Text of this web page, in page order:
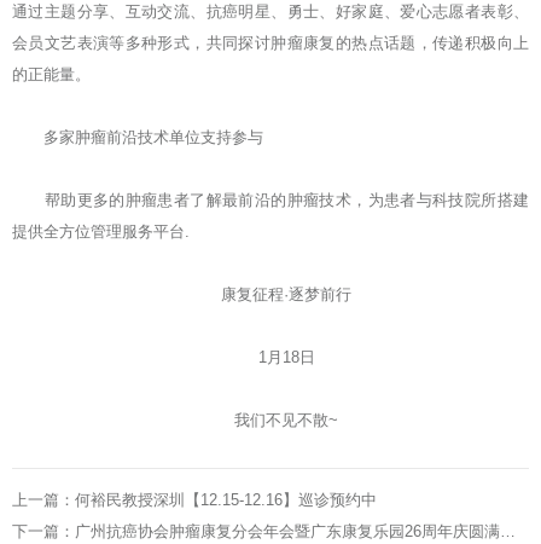
通过主题分享、互动交流、抗癌明星、勇士、好家庭、爱心志愿者表彰、
会员文艺表演等多种形式，共同探讨肿瘤康复的热点话题，传递积极向上
的正能量。
多家肿瘤前沿技术单位支持参与
帮助更多的肿瘤患者了解最前沿的肿瘤技术，为患者与科技院所搭建
提供全方位管理服务平台.
康复征程·逐梦前行
1月18日
我们不见不散~
上一篇：何裕民教授深圳【12.15-12.16】巡诊预约中
下一篇：广州抗癌协会肿瘤康复分会年会暨广东康复乐园26周年庆圆满落幕